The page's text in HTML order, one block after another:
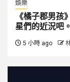
娛樂
《橘子郡男孩
星們的近況吧。
5 小時 ago